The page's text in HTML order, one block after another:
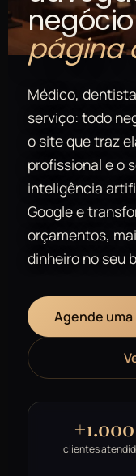
página
Médico,
serviço: todo
o site que traz
profissional e o
inteligência
Google e
orçamentos,
dinheiro no seu
Agende
+1.000
clientes